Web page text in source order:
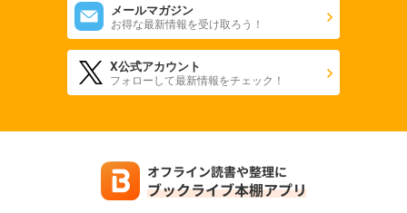
メールマガジン
お得な最新情報を受け取ろう！
X公式アカウント
フォローして最新情報をチェック！